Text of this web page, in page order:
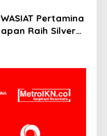
DialogPertamina
Raih Silver